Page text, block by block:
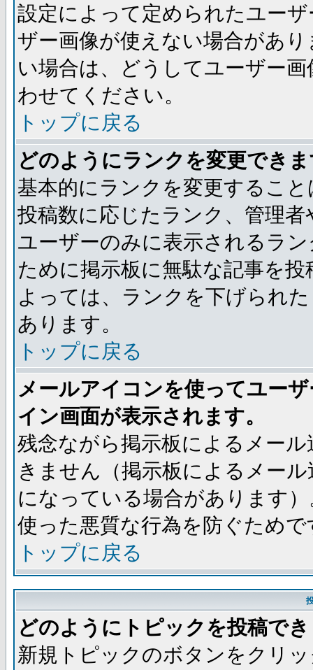
設定によって定められたユー
ザー画像が使えない場合があ
い場合は、どうしてユーザー
わせてください。
トップに戻る
どのようにランクを変更でき
基本的にランクを変更するこ
投稿数に応じたランク、管理
ユーザーのみに表示されるラ
ために掲示板に無駄な記事を
よっては、ランクを下げられ
あります。
トップに戻る
メールアイコンを使ってユー
イン画面が表示されます。
残念ながら掲示板によるメー
きません（掲示板によるメー
になっている場合があります
使った悪質な行為を防ぐためで
トップに戻る
どのようにトピックを投稿で
新規トピックのボタンをクリ